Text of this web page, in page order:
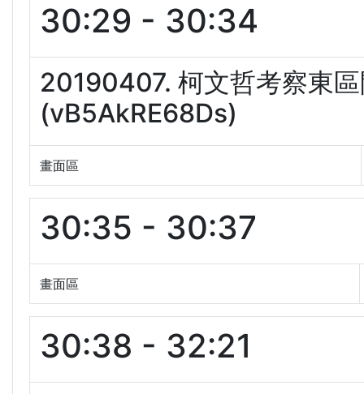
30:29 - 30:34
20190407. 柯文哲考察東
(vB5AkRE68Ds)
畫面區
30:35 - 30:37
畫面區
30:38 - 32:21